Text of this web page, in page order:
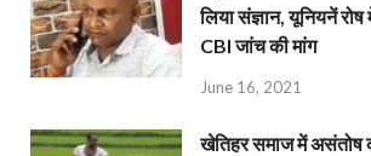
लिया संज्ञान, यूनियनें रोष
CBI जांच की मांग
June 16, 2021
खेतिहर समाज में असंतोष